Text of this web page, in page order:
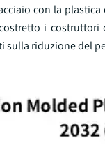
con la
i
riduzione del